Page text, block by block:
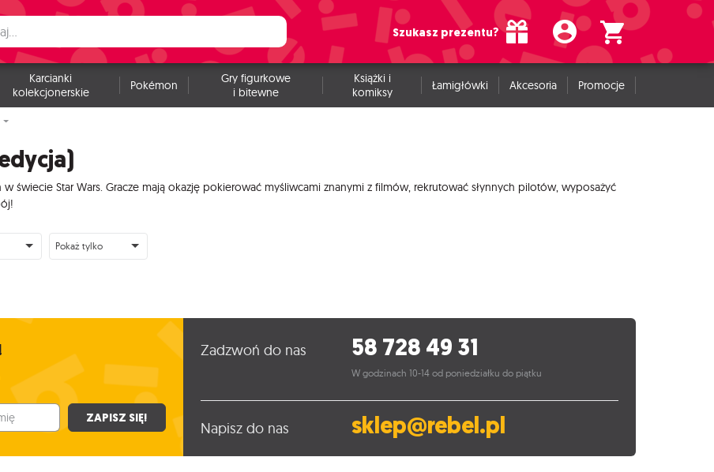
Szukasz prezentu?
Karcianki
kolekcjonerskie
Pokémon
Gry figurkowe
i bitewne
Książki i
komiksy
Łamigłówki Akcesoria Promocje
świecie Star Wars. Gracze mają okazję pokierować myśliwcami znanymi z filmów, rekrutować słynnych pilotów, wyposażyć
Pokaż tylko
ZAPISZ SIĘ!
Zadzwoń do nas 58 728 49 31
W godzinach 10-14 od poniedziałku do piątku
Napisz do nas sklep@rebel.pl